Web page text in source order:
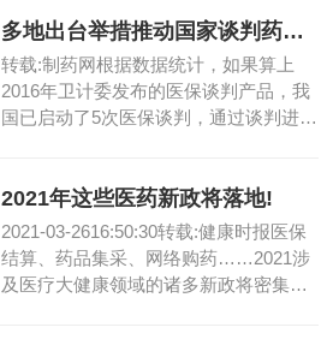
多地出台举措推动国家谈判药品
落地实施
转载:制药网根据数据统计，如果算上
2016年卫计委发布的医保谈判产品，我
国已启动了5次医保谈判，通过谈判进入
2021年这些医药新政将落地!
2021-03-2616:50:30转载:健康时报医保
结算、药品集采、网络购药……2021涉
及医疗大健康领域的诸多新政将密集落